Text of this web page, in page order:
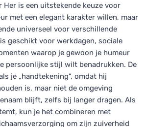
is een uitstekende keuze voor
met een elegant karakter willen, maar
universeel voor verschillende
geschikt voor werkdagen, sociale
waarop je gewoon je humeur
persoonlijke stijl wilt benadrukken. De
je „handtekening“, omdat hij
is, maar niet de omgeving
blijft, zelfs bij langer dragen. Als
kun je het combineren met
om zijn zuiverheid